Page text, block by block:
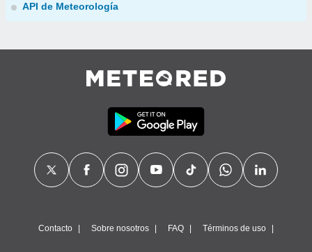
API de Meteorología
Contacto Sobre nosotros FAQ Términos de uso